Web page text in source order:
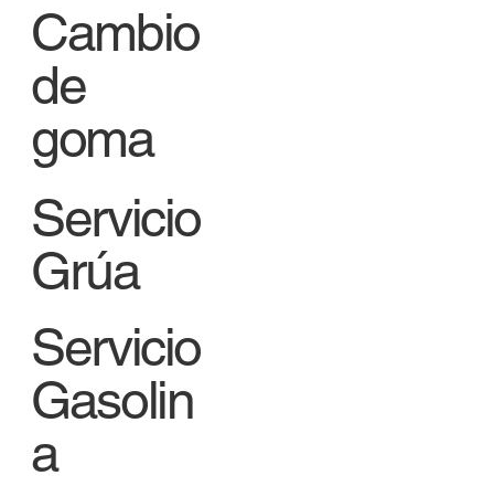
Cambio
de
goma
Servicio
Grúa
Servicio
Gasolin
a